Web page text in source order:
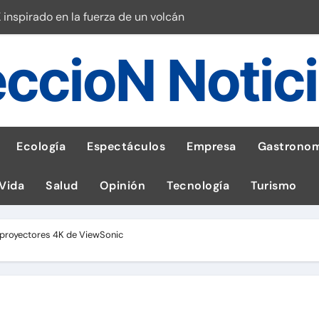
en la fuerza de un volcán
impulsa la salud materna
por ignorar distancias de seguridad
al Perú en Toulouse Lautrec
en cáncer a nivel nacional
¡Descarga la app de Meridianbet y gana una jugada gratis
Ecología Espectáculos Empresa
Salud Opinión Tecnología Turismo
4K de ViewSonic